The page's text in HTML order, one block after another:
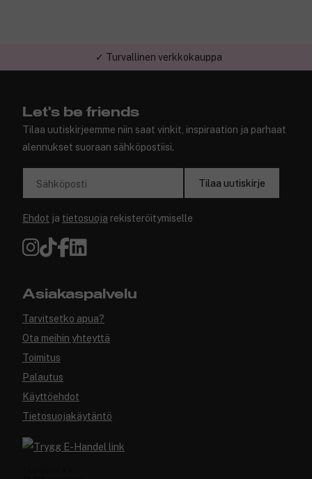
✓ Turvallinen verkkokauppa
Let's be friends
Tilaa uutiskirjeemme niin saat vinkit, inspiraation ja parhaat
alennukset suoraan sähköpostiisi.
Sähköposti Tilaa uutiskirje
Ehdot ja tietosuoja rekisteröitymiselle
Asiakaspalvelu
Tarvitsetko apua?
Ota meihin yhteyttä
Toimitus
Palautus
Käyttöehdot
Tietosuojakäytäntö